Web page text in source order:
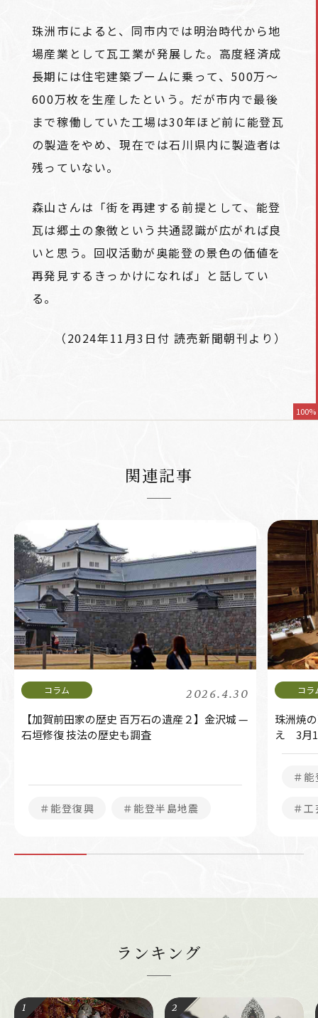
珠洲市によると、同市内では明治時代から地
場産業として瓦工業が発展した。高度経済成
長期には住宅建築ブームに乗って、500万～
600万枚を生産したという。だが市内で最後
まで稼働していた工場は30年ほど前に能登瓦
の製造をやめ、現在では石川県内に製造者は
残っていない。
森山さんは「街を再建する前提として、能登
瓦は郷土の象徴という共通認識が広がれば良
いと思う。回収活動が奥能登の景色の価値を
再発見するきっかけになれば」と話してい
る。
（2024年11月3日付 読売新聞朝刊より）
100%
関連記事
2026.4.30
【加賀前田家の歴史 百万石の遺産２】金沢城 —
石垣修復 技法の歴史も調査
＃能登復興 ＃能登半島地震
珠洲焼
え 3月1
＃
＃工
ランキング